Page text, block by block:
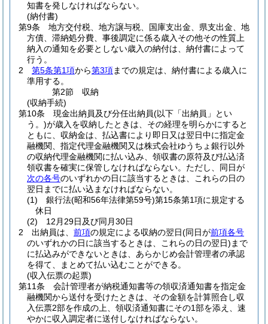
知書を発しなければならない。
(納付書)
第9条
地方交付税、地方譲与税、国庫支出金、県支出金、地
方債、滞納処分費、事後調定に係る歳入その他その性質上
納入の通知を必要としない歳入の納付は、納付書によって
行う。
2
第5条第1項から第3項までの規定は、納付書による歳入に
準用する。
第2節
収納
(収納手続)
第10条
現金出納員及び分任出納員(以下「出納員」とい
う。)が歳入を収納したときは、その経理を明らかにすると
ともに、収納金は、払込書により即日又は翌日中に指定金
融機関、指定代理金融機関又は株式会社ゆうちょ銀行以外
の収納代理金融機関に払い込み、領収書の原符及び払込済
領収書を確実に保管しなければならない。 ただし、同日が
次の各号のいずれかの日に該当するときは、これらの日の
翌日までに払い込まなければならない。
(1)
銀行法(昭和56年法律第59号)第15条第1項に規定する
休日
(2)
12月29日及び同月30日
2
出納員は、 前項の規定による収納の翌日(同日が前項各号
のいずれかの日に該当するときは、これらの日の翌日) まで
に払込みができないときは、あらかじめ会計管理者の承認
を得て、まとめて払い込むことができる。
(収入伝票の起票)
第11条
会計管理者が納税通知書等の領収済通知書を指定金
融機関から送付を受けたときは、その金額を計算照合し収
入伝票2部を作成の上、領収済通知書にその1部を添え、速
やかに収入調定者に送付しなければならない。